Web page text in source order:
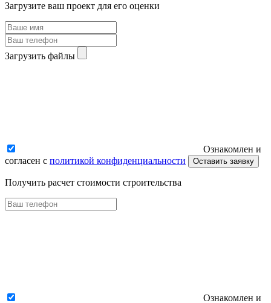
Загрузите ваш проект для его оценки
Загрузить файлы
Ознакомлен и
согласен с политикой конфиденциальности Оставить заявку
Получить расчет стоимости строительства
Ознакомлен и